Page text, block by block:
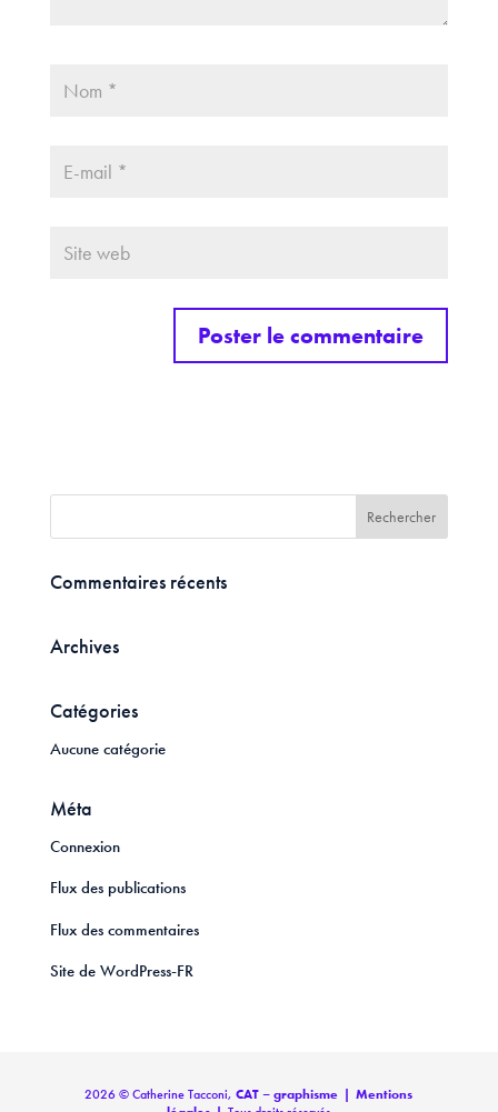
Commentaires récents
Archives
Catégories
Aucune catégorie
Méta
Connexion
Flux des publications
Flux des commentaires
Site de WordPress-FR
2026 © Catherine Tacconi,CAT – graphisme | Mentions